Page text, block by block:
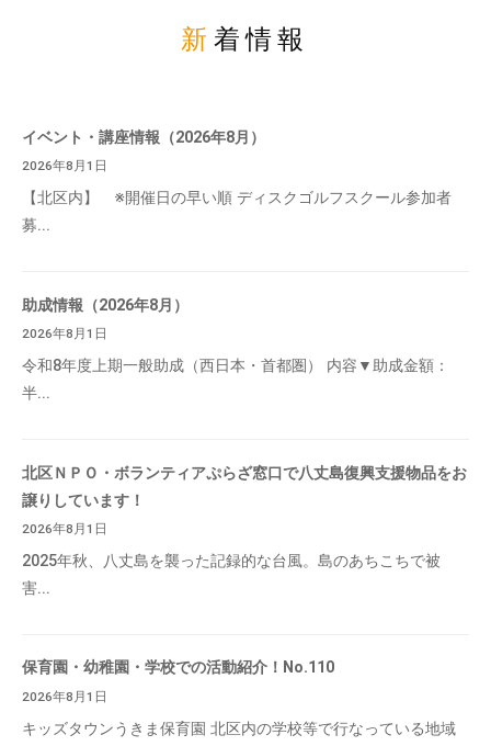
新着情報
イベント・講座情報（2026年8月）
2026年8月1日
【北区内】 ※開催日の早い順 ディスクゴルフスクール参加者
募...
助成情報（2026年8月）
2026年8月1日
令和8年度上期一般助成（西日本・首都圏） 内容▼助成金額：
半...
北区ＮＰＯ・ボランティアぷらざ窓口で八丈島復興支援物品をお
譲りしています！
2026年8月1日
2025年秋、八丈島を襲った記録的な台風。島のあちこちで被
害...
保育園・幼稚園・学校での活動紹介！No.110
2026年8月1日
キッズタウンうきま保育園 北区内の学校等で行なっている地域